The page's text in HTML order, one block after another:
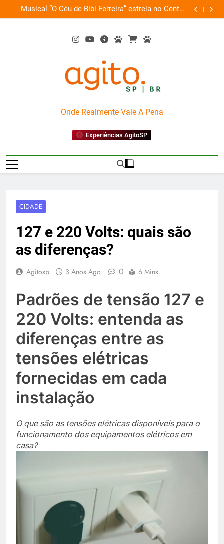
to
Musical “O Céu de Bibi Ferreira” estreia no Centro
Cultural FIESP
GWM
AgitoSP
Onde Realmente Vale A Pena
Experiências AgitoSP
CIDADE
127 e 220 Volts: quais são
as diferenças?
Agitosp 3 Anos Ago 0 6 Mins
Padrões de tensão 127 e
220 Volts: entenda as
diferenças entre as
tensões elétricas
fornecidas em cada
instalação
O que são as tensões elétricas disponíveis para o
funcionamento dos equipamentos elétricos em
casa?